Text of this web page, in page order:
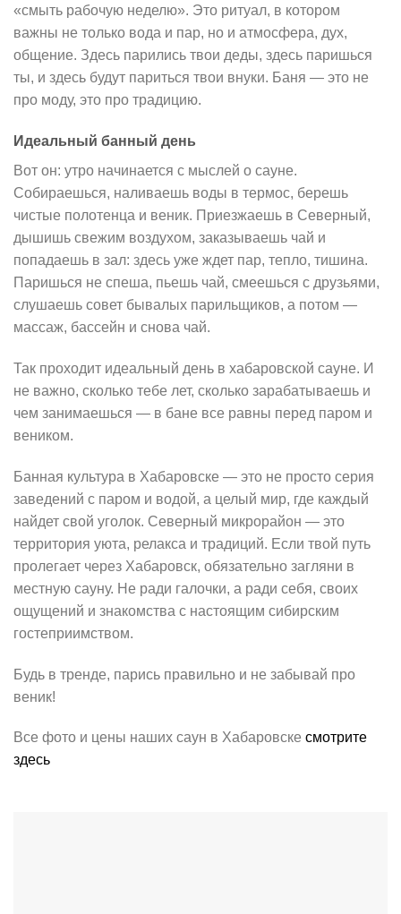
«смыть рабочую неделю». Это ритуал, в котором
важны не только вода и пар, но и атмосфера, дух,
общение. Здесь парились твои деды, здесь паришься
ты, и здесь будут париться твои внуки. Баня — это не
про моду, это про традицию.
Идеальный банный день
Вот он: утро начинается с мыслей о сауне.
Собираешься, наливаешь воды в термос, берешь
чистые полотенца и веник. Приезжаешь в Северный,
дышишь свежим воздухом, заказываешь чай и
попадаешь в зал: здесь уже ждет пар, тепло, тишина.
Паришься не спеша, пьешь чай, смеешься с друзьями,
слушаешь совет бывалых парильщиков, а потом —
массаж, бассейн и снова чай.
Так проходит идеальный день в хабаровской сауне. И
не важно, сколько тебе лет, сколько зарабатываешь и
чем занимаешься — в бане все равны перед паром и
веником.
Банная культура в Хабаровске — это не просто серия
заведений с паром и водой, а целый мир, где каждый
найдет свой уголок. Северный микрорайон — это
территория уюта, релакса и традиций. Если твой путь
пролегает через Хабаровск, обязательно загляни в
местную сауну. Не ради галочки, а ради себя, своих
ощущений и знакомства с настоящим сибирским
гостеприимством.
Будь в тренде, парись правильно и не забывай про
веник!
Все фото и цены наших саун в Хабаровске смотрите
здесь